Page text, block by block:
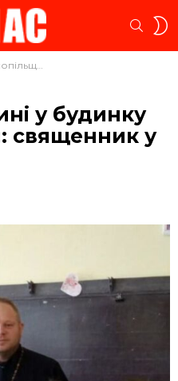
священник у важкому стані
у будинку
священник у